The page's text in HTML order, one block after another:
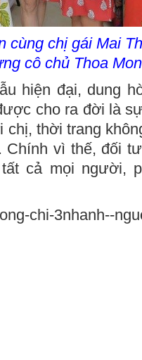
cùng chị gái Mai
cô chủ Thoa
hiện đại, dung
cho ra đời là
thời trang
vì thế, đối
cả mọi người,